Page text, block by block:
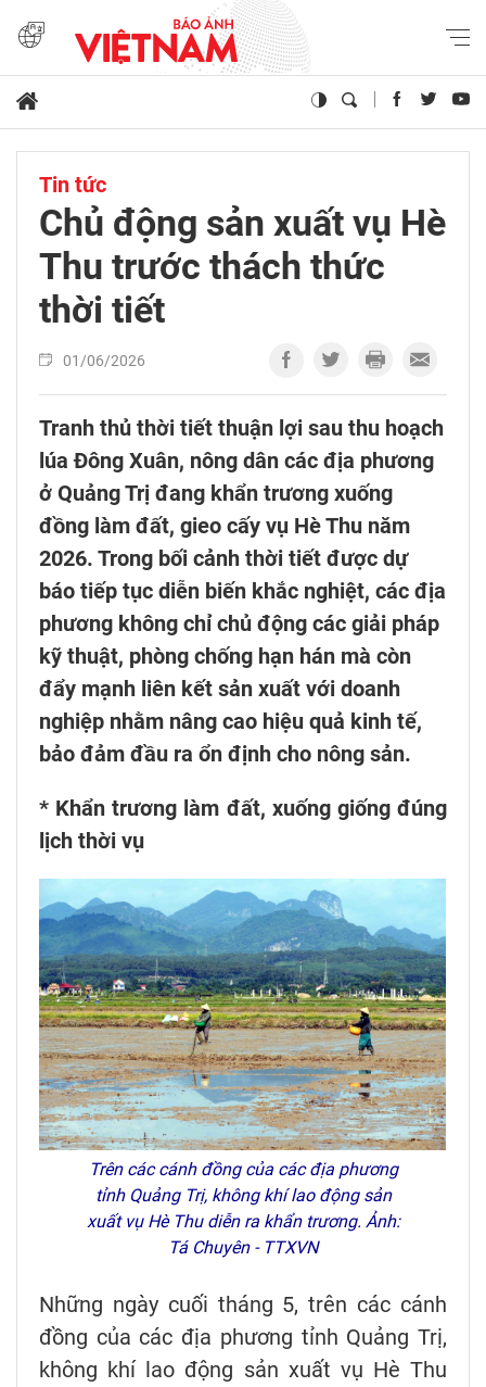
Tin tức
Chủ động sản xuất vụ Hè
Thu trước thách thức
thời tiết
01/06/2026
Tranh thủ thời tiết thuận lợi sau thu hoạch
lúa Đông Xuân, nông dân các địa phương
ở Quảng Trị đang khẩn trương xuống
đồng làm đất, gieo cấy vụ Hè Thu năm
2026. Trong bối cảnh thời tiết được dự
báo tiếp tục diễn biến khắc nghiệt, các địa
phương không chỉ chủ động các giải pháp
kỹ thuật, phòng chống hạn hán mà còn
đẩy mạnh liên kết sản xuất với doanh
nghiệp nhằm nâng cao hiệu quả kinh tế,
bảo đảm đầu ra ổn định cho nông sản.
* Khẩn trương làm đất, xuống giống đúng
lịch thời vụ
Trên các cánh đồng của các địa phương
tỉnh Quảng Trị, không khí lao động sản
xuất vụ Hè Thu diễn ra khẩn trương. Ảnh:
Tá Chuyên - TTXVN
Những ngày cuối tháng 5, trên các cánh
đồng của các địa phương tỉnh Quảng Trị,
không khí lao động sản xuất vụ Hè Thu